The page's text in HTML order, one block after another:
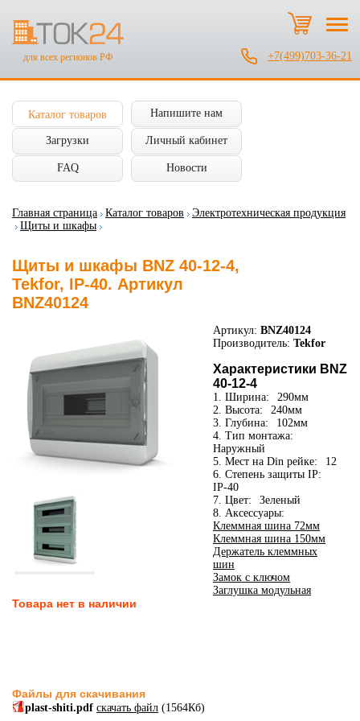
для всех регионов РФ +7(499)703-36-21
Каталог товаров Напишите нам
Загрузки Личный кабинет
FAQ Новости
Главная страница Каталог товаров
Электротехническая продукция
Щиты и шкафы
Щиты и шкафы BNZ 40-12-4,
Tekfor, IP-40. Артикул
BNZ40124
Артикул: BNZ40124
Производитель: Tekfor
Характеристики BNZ
40-12-4
1. Ширина:
290мм
2. Высота:
240мм
3. Глубина:
102мм
4. Тип монтажа:
Наружный
5. Мест на Din рейке:
12
6. Степень защиты IP:
IP-40
7. Цвет:
Зеленый
8. Аксессуары:
Клеммная шина 72мм
Клеммная шина 150мм
Держатель клеммных
шин
Замок с ключом
Заглушка модульная
Товара нет в наличии
Файлы для скачивания
plast-shiti.pdf скачать файл (1564Кб)